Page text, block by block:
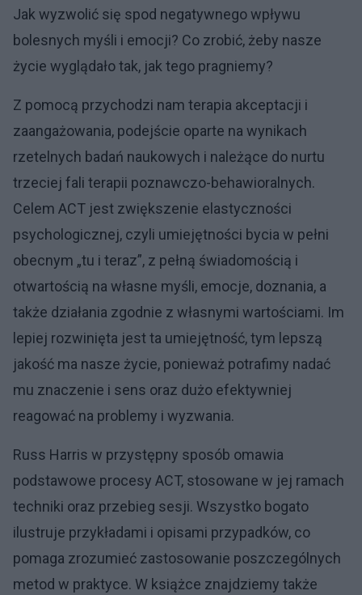
Jak wyzwolić się spod negatywnego wpływu
bolesnych myśli i emocji? Co zrobić, żeby nasze
życie wyglądało tak, jak tego pragniemy?
Z pomocą przychodzi nam terapia akceptacji i
zaangażowania, podejście oparte na wynikach
rzetelnych badań naukowych i należące do nurtu
trzeciej fali terapii poznawczo-behawioralnych.
Celem ACT jest zwiększenie elastyczności
psychologicznej, czyli umiejętności bycia w pełni
obecnym „tu i teraz”, z pełną świadomością i
otwartością na własne myśli, emocje, doznania, a
także działania zgodnie z własnymi wartościami. Im
lepiej rozwinięta jest ta umiejętność, tym lepszą
jakość ma nasze życie, ponieważ potrafimy nadać
mu znaczenie i sens oraz dużo efektywniej
reagować na problemy i wyzwania.
Russ Harris w przystępny sposób omawia
podstawowe procesy ACT, stosowane w jej ramach
techniki oraz przebieg sesji. Wszystko bogato
ilustruje przykładami i opisami przypadków, co
pomaga zrozumieć zastosowanie poszczególnych
metod w praktyce. W książce znajdziemy także